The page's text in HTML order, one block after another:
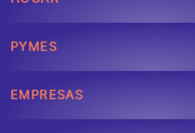
PYMES
EMPRESAS